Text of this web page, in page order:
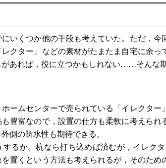
いくつか他の手段も考えていた。ただ，
クター」などの素材がたまたま自宅に余
あれば，役に立つかもしれない……そんな
ームセンターで売られている「イレクタ
豊富なので，設置の仕方も柔軟に考えら
側の防水性も期待できる。
るか。杭なら打ち込めば済むが，イレク
置くという方法も考えられるが，そのた